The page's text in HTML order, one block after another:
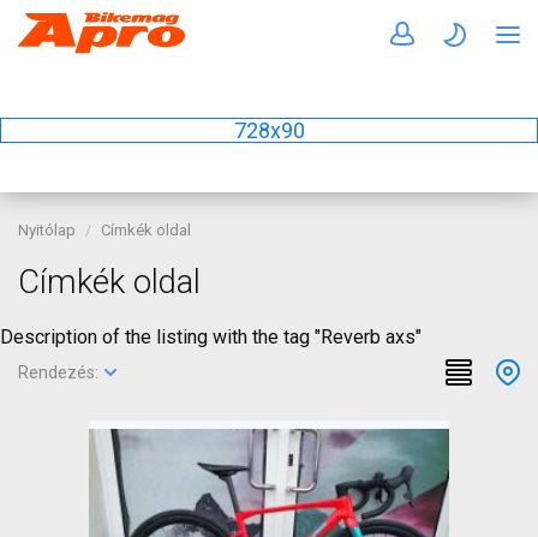
728x90
Nyitólap Címkék oldal
Címkék oldal
Description of the listing with the tag "Reverb axs"
Rendezés: